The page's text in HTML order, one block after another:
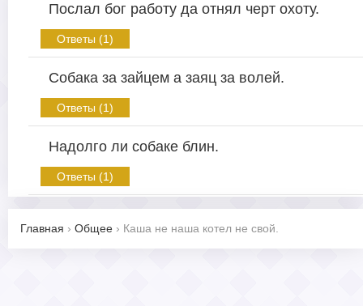
Послал бог работу да отнял черт охоту.
Ответы (1)
Собака за зайцем а заяц за волей.
Ответы (1)
Надолго ли собаке блин.
Ответы (1)
Главная › Общее › Каша не наша котел не свой.